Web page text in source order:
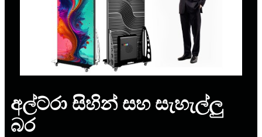
අල්ට්රා සිහින් සහ සැහැල්ලු
බර